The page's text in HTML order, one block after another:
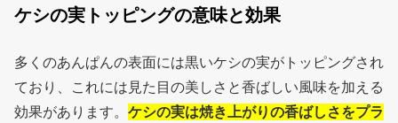
ケシの実トッピングの意味と効果
多くのあんぱんの表面には黒いケシの実がトッピングされ
ており、これには見た目の美しさと香ばしい風味を加える
効果があります。 ケシの実は焼き上がりの香ばしさをプラ